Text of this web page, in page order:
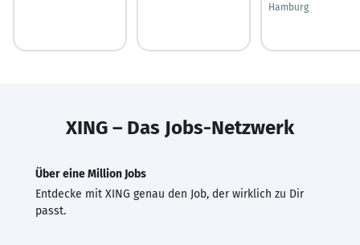
Hamburg
XING – Das Jobs-Netzwerk
Über eine Million Jobs
Entdecke mit XING genau den Job, der wirklich zu Dir
passt.